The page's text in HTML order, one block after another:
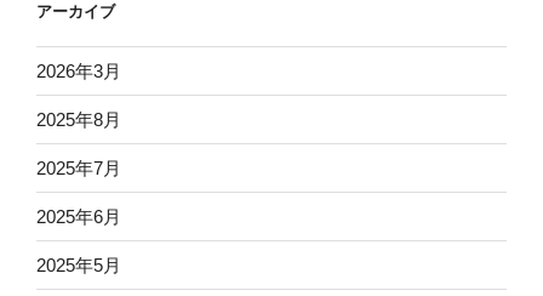
アーカイブ
2026年3月
2025年8月
2025年7月
2025年6月
2025年5月